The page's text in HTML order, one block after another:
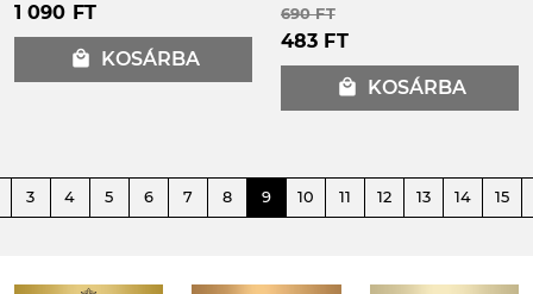
1 090 FT
local_mall KOSÁRBA
690 FT
483 FT
local_mall KOSÁRBA
3 4 5 6 7 8 9 10 11 12 13 14 15